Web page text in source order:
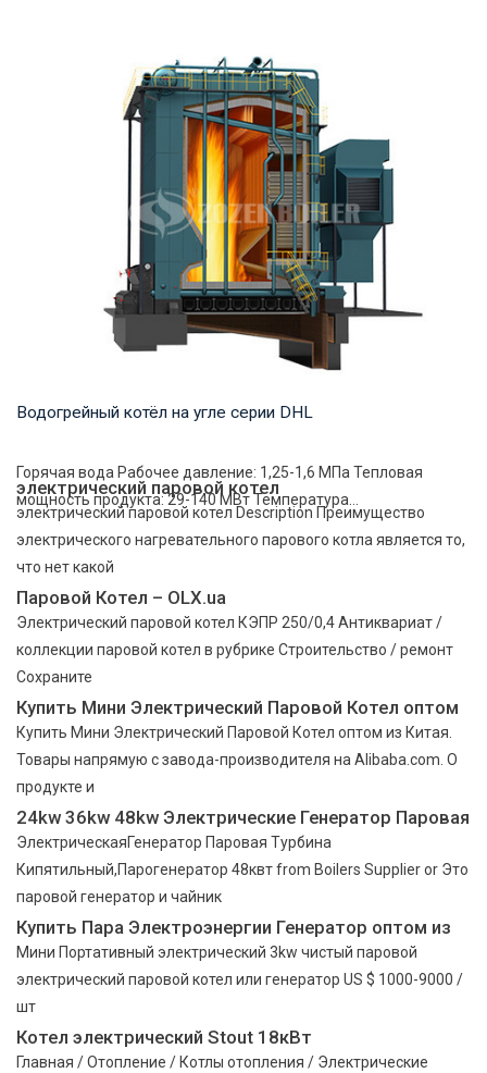
продукта: 1-20 т/ч Температура на выходе: ...
Водогрейный котёл на угле серии DHL
Горячая вода Рабочее давление: 1,25-1,6 МПа Тепловая
мощность продукта: 29-140 МВт Температура...
электрический паровой котел
электрический паровой котел Description Преимущество
электрического нагревательного парового котла является то,
что нет какой
Паровой Котел – OLX.ua
Электрический паровой котел КЭПР 250/0,4 Антиквариат /
коллекции паровой котел в рубрике Строительство / ремонт
Сохраните
Купить Мини Электрический Паровой Котел оптом
Купить Мини Электрический Паровой Котел оптом из Китая.
Товары напрямую с завода-производителя на Alibaba.com. О
продукте и
24kw 36kw 48kw Электрические Генератор Паровая
ЭлектрическаяГенератор Паровая Турбина
Кипятильный,Парогенератор 48квт from Boilers Supplier or Это
паровой генератор и чайник
Купить Пара Электроэнергии Генератор оптом из
Мини Портативный электрический 3kw чистый паровой
электрический паровой котел или генератор US $ 1000-9000 /
шт
Котел электрический Stout 18кВт
Главная / Отопление / Котлы отопления / Электрические